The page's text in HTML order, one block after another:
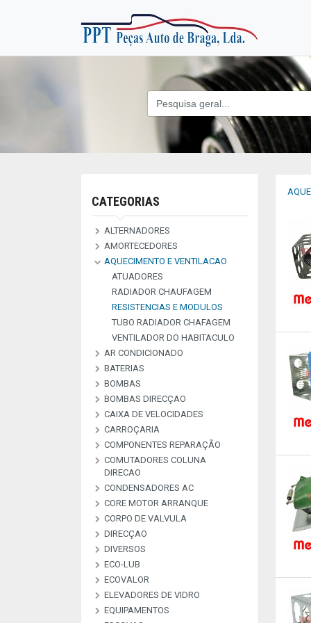
CATEGORIAS
ALTERNADORES
ALTERNADORES
COLETORES
CORREIAS
ESCOVAS
PECAS REPARACAO
PLACAS RETIFICADORAS
POLIES
REGULADORES
ROLAMENTOS
ROTORS
STATORS
SUPORTES ESCOVAS
TAMPAS E APOIOS
VEDANTES
AMORTECEDORES
AMORTECEDORES GAS
AMORTECEDORES MALA
SUSPENSÃO PNEUMATICAS
AQUECIMENTO E VENTILACAO
ATUADORES
RADIADOR CHAUFAGEM
RESISTENCIAS E MODULOS
TUBO RADIADOR CHAFAGEM
VENTILADOR DO HABITACULO
AR CONDICIONADO
COMPRESSORES AC
CONDENSADORES
CONSUMIVEIS
ELEMENTO DE AJUSTE,
BORBOLETA
EVAPORADOR
FILTROS SECADORES
MAQUINAS E FERRAMENTAS
PRESSOSTATOS
REPARACAO COMPRESSORES
TERMOSTATOS
TUBOS A/C
VALVULAS EXPANSAO
VEDANTES
VENTILADORES
BATERIAS
BATERIAS BOOSTERS E PILHAS
BOMBAS
BOMBAS ALTA PRESSAO
COMMON RAI
BOMBAS COMBUSTIVEL
BOMBAS DE VACUO
BOMBAS ESGUICHO
BOMBAS DIRECÇAO
KIT REPARAÇAO BOMBAS
DIREÇAO
CAIXA DE VELOCIDADES
CARROÇARIA
COMPONENTES REPARAÇÃO
MATERIAL DE
ARCONDICIONADO
PEÇAS REPARAÇAO
ALTERNADOR E M
PEÇAS REPARAÇÃO
COMPRESSORES A
PEÇAS REPARAÇÃO
INJETORES
PLACAS RETIFICADORAS
COMUTADORES COLUNA
DIRECAO
COMUTADORES
CONDENSADORES AC
CORE MOTOR ARRANQUE
CORPO DE VALVULA
DIRECÇAO
DIVERSOS
DESCRIÇAO
DIVERSOS
LIVRE
LIVRE
LIVRE
LIVRE
LIVRE
LIVRE
LIVRE
LIVRE
LIVRE
LIVRE
LIVRE
ECO-LUB
ECOVALOR LUBRIFICANTES
ECOVALOR
ECOVALOR
ELEVADORES DE VIDRO
EQUIPAMENTOS